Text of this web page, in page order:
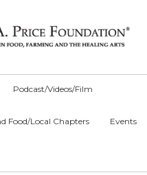
Podcast/Videos/Film
Food/Local Chapters Events